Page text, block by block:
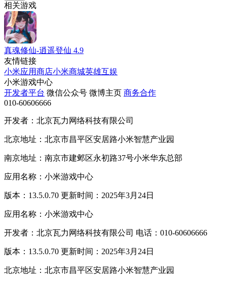
相关游戏
真魂修仙-逍遥登仙 4.9
友情链接
小米应用商店小米商城英雄互娱
小米游戏中心
开发者平台 微信公众号 微博主页 商务合作
010-60606666
开发者：北京瓦力网络科技有限公司
北京地址：北京市昌平区安居路小米智慧产业园
南京地址：南京市建邺区永初路37号小米华东总部
应用名称：小米游戏中心
版本：13.5.0.70 更新时间：2025年3月24日
应用名称：小米游戏中心
开发者：北京瓦力网络科技有限公司 电话：010-60606666
版本：13.5.0.70 更新时间：2025年3月24日
北京地址：北京市昌平区安居路小米智慧产业园